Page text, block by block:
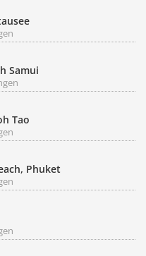
Samui
Tao
Phuket